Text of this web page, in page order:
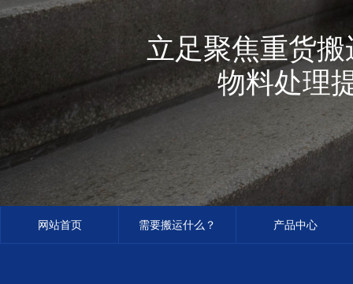
立足聚焦重货
物料处理
网站首页 需要搬运什么？ 产品中心